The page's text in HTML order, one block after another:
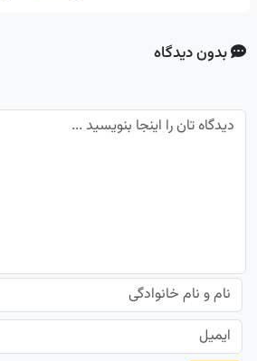
بدون دیدگاه